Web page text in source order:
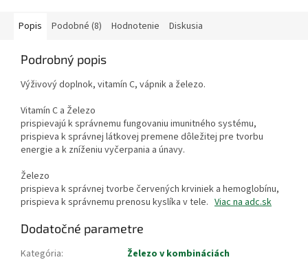
Popis Podobné (8) Hodnotenie Diskusia
Podrobný popis
Výživový doplnok, vitamín C, vápnik a železo.
Vitamín C a Železo
prispievajú k správnemu fungovaniu imunitného systému,
prispieva k správnej látkovej premene dôležitej pre tvorbu
energie a k zníženiu vyčerpania a únavy.
Železo
prispieva k správnej tvorbe červených krviniek a hemoglobínu,
prispieva k správnemu prenosu kyslíka v tele. Viac na adc.sk
Dodatočné parametre
Kategória:
Železo v kombináciách